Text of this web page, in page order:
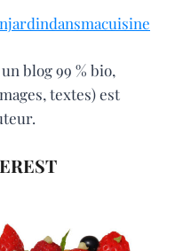
blog 99 % bio,
textes) est